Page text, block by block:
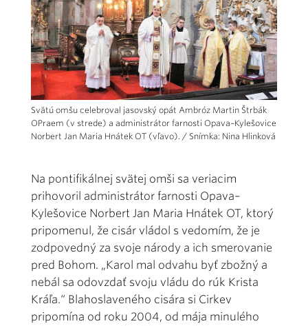
Svätú omšu celebroval jasovský opát Ambróz Martin Štrbák
OPraem (v strede) a administrátor farnosti Opava–Kylešovice
Norbert Jan Maria Hnátek OT (vľavo). / Snímka: Nina Hlinková
Na pontifikálnej svätej omši sa veriacim
prihovoril administrátor farnosti Opava–
Kylešovice Norbert Jan Maria Hnátek OT, ktorý
pripomenul, že cisár vládol s vedomím, že je
zodpovedný za svoje národy a ich smerovanie
pred Bohom. „Karol mal odvahu byť zbožný a
nebál sa odovzdať svoju vládu do rúk Krista
Kráľa.“ Blahoslaveného cisára si Cirkev
pripomína od roku 2004, od mája minulého